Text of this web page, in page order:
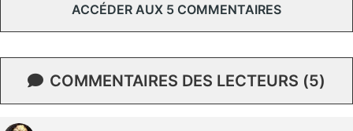
ACCÉDER AUX 5 COMMENTAIRES
COMMENTAIRES DES LECTEURS (5)